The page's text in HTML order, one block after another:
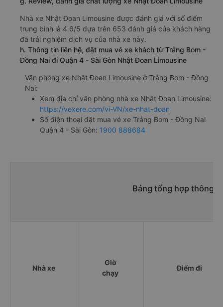
Nhà xe Nhật Đoan Limousine được đánh giá với số điểm
trung bình là 4.6/5 dựa trên 653 đánh giá của khách hàng
đã trải nghiệm dịch vụ của nhà xe này.
h. Thông tin liên hệ, đặt mua vé xe khách từ Trảng Bom -
Đồng Nai đi Quận 4 - Sài Gòn Nhật Đoan Limousine
Văn phòng xe Nhật Đoan Limousine ở Trảng Bom - Đồng
Nai:
Xem địa chỉ văn phòng nhà xe Nhật Đoan Limousine:
https://vexere.com/vi-VN/xe-nhat-doan
Số điện thoại đặt mua vé xe Trảng Bom - Đồng Nai
Quận 4 - Sài Gòn: 1900 888684
Bảng tổng hợp thông
Nhà xe
Giờ
chạy
Điểm đi